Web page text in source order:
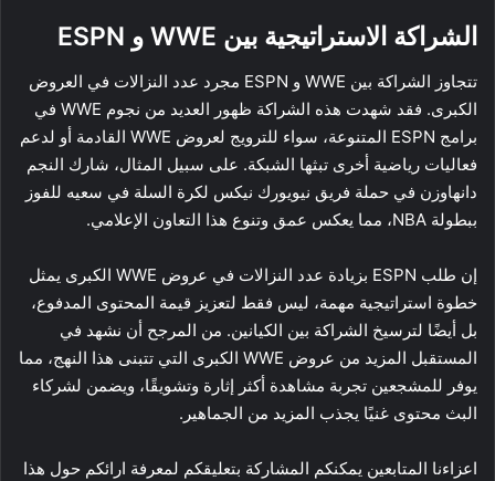
الشراكة الاستراتيجية بين WWE و ESPN
تتجاوز الشراكة بين WWE و ESPN مجرد عدد النزالات في العروض
الكبرى. فقد شهدت هذه الشراكة ظهور العديد من نجوم WWE في
برامج ESPN المتنوعة، سواء للترويج لعروض WWE القادمة أو لدعم
فعاليات رياضية أخرى تبثها الشبكة. على سبيل المثال، شارك النجم
دانهاوزن في حملة فريق نيويورك نيكس لكرة السلة في سعيه للفوز
ببطولة NBA، مما يعكس عمق وتنوع هذا التعاون الإعلامي.
إن طلب ESPN بزيادة عدد النزالات في عروض WWE الكبرى يمثل
خطوة استراتيجية مهمة، ليس فقط لتعزيز قيمة المحتوى المدفوع،
بل أيضًا لترسيخ الشراكة بين الكيانين. من المرجح أن نشهد في
المستقبل المزيد من عروض WWE الكبرى التي تتبنى هذا النهج، مما
يوفر للمشجعين تجربة مشاهدة أكثر إثارة وتشويقًا، ويضمن لشركاء
البث محتوى غنيًا يجذب المزيد من الجماهير.
اعزاءنا المتابعين يمكنكم المشاركة بتعليقكم لمعرفة ارائكم حول هذا